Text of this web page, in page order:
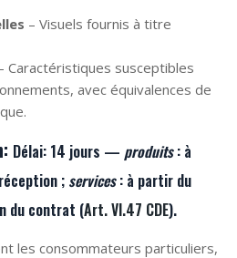
– Visuels fournis à titre
Caractéristiques susceptibles
avec équivalences de
Délai: 14 jours — produits: à
réception ; services: à partir du
du contrat (Art. VI.47 CDE).
les consommateurs particuliers,